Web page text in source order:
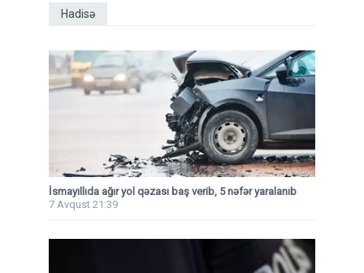
Hadisə
İsmayıllıda ağır yol qəzası baş verib, 5 nəfər yaralanıb
7 Avqust 21:39